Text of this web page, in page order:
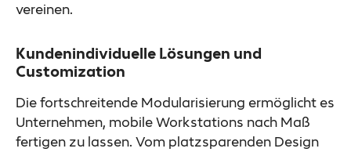
vereinen.
Kundenindividuelle Lösungen und
Customization
Die fortschreitende Modularisierung ermöglicht es
Unternehmen, mobile Workstations nach Maß
fertigen zu lassen. Vom platzsparenden Design